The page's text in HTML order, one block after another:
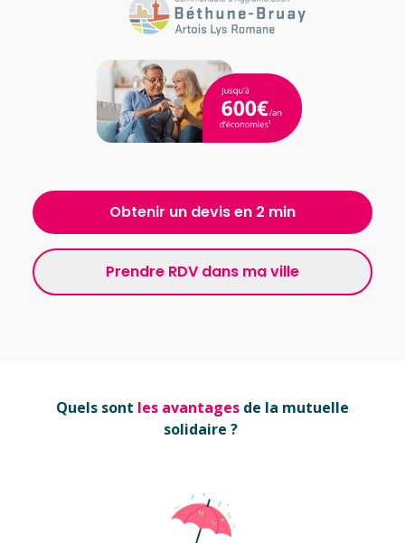
Obtenir un devis en 2 min
Prendre RDV dans ma ville
Quels sont les avantages de la mutuelle
solidaire ?